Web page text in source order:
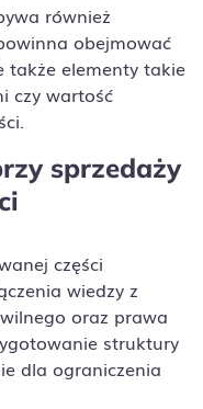
również
obejmować
także elementy takie
czy wartość
sprzedaży
części
wiedzy z
oraz prawa
struktury
dla ograniczenia